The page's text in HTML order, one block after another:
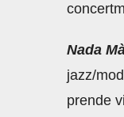
Nada
jazz/
prende